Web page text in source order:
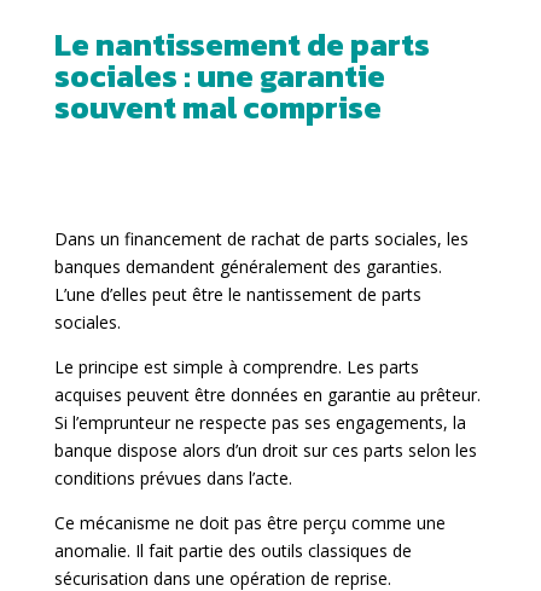
Le nantissement de parts
sociales : une garantie
souvent mal comprise
Dans un financement de rachat de parts sociales, les
banques demandent généralement des garanties.
L’une d’elles peut être le nantissement de parts
sociales.
Le principe est simple à comprendre. Les parts
acquises peuvent être données en garantie au prêteur.
Si l’emprunteur ne respecte pas ses engagements, la
banque dispose alors d’un droit sur ces parts selon les
conditions prévues dans l’acte.
Ce mécanisme ne doit pas être perçu comme une
anomalie. Il fait partie des outils classiques de
sécurisation dans une opération de reprise.